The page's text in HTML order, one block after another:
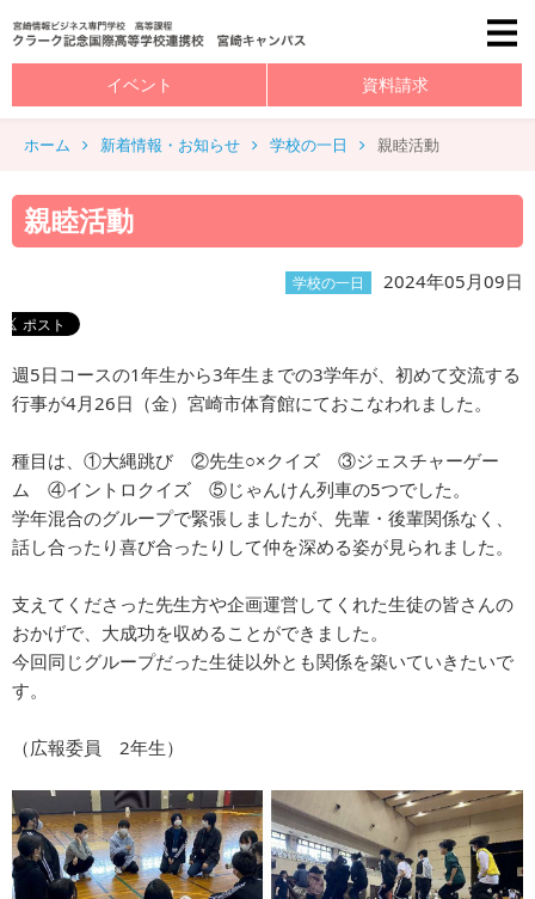
イベント 資料請求
ホーム 新着情報・お知らせ 学校の一日 親睦活動
親睦活動
学校の一日 2024年05月09日
週5日コースの1年生から3年生までの3学年が、初めて交流する
行事が4月26日（金）宮崎市体育館にておこなわれました。
種目は、①大縄跳び ②先生○×クイズ ③ジェスチャーゲー
ム ④イントロクイズ ⑤じゃんけん列車の5つでした。
学年混合のグループで緊張しましたが、先輩・後輩関係なく、
話し合ったり喜び合ったりして仲を深める姿が見られました。
支えてくださった先生方や企画運営してくれた生徒の皆さんの
おかげで、大成功を収めることができました。
今回同じグループだった生徒以外とも関係を築いていきたいで
す。
（広報委員 2年生）